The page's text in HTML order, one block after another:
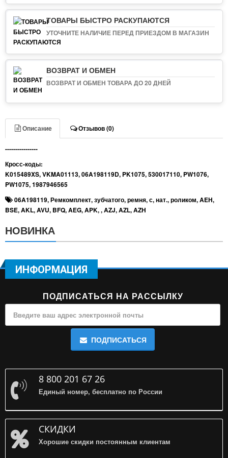
ТОВАРЫ БЫСТРО РАСКУПАЮТСЯ
УТОЧНИТЕ НАЛИЧИЕ ПЕРЕД ПРИЕЗДОМ В МАГАЗИН
ВОЗВРАТ И ОБМЕН
ВОЗВРАТ И ОБМЕН ТОВАРА ДО 20 ДНЕЙ
Описание Отзывов (0)
----------------
Кросс-коды:
K015489XS, VKMA01113, 06A198119D, PK1075, 530017110, PW1076,
PW1075, 1987946565
06A198119,Ремкомплект,зубчатого,ремня,с,нат.,роликом,AEH,
BSE,AKL,AVU, BFQ,AEG,APK,,AZJ,AZL,AZH
НОВИНКА
ИНФОРМАЦИЯ
ПОДПИСАТЬСЯ НА РАССЫЛКУ
ПОДПИСАТЬСЯ
8 800 201 67 26
Единый номер, бесплатно по России
СКИДКИ
Хорошие скидки постоянным клиентам